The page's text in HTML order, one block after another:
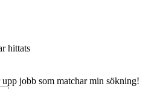
hittats
jobb som matchar min sökning!